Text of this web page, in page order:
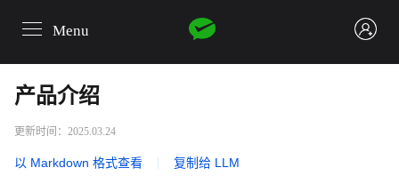
Menu
产品介绍
更新时间：2025.03.24
以 Markdown 格式查看 复制给 LLM